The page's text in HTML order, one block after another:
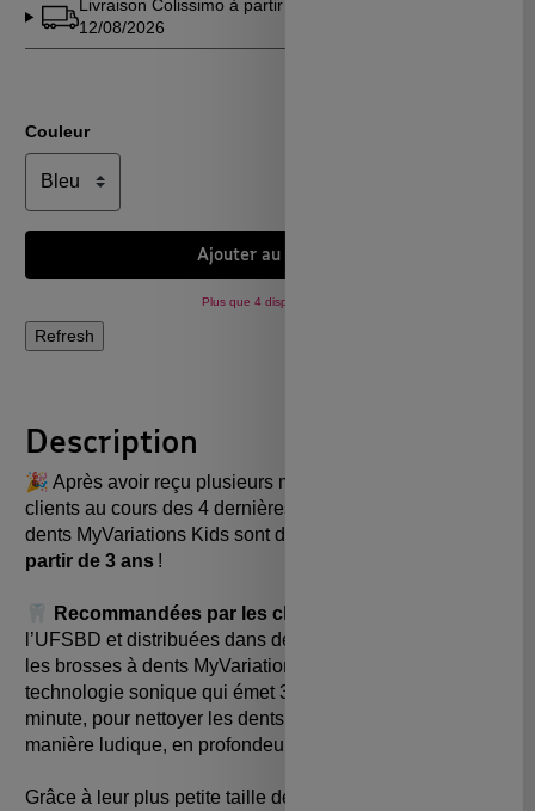
Livraison Colissimo à partir du
12/08/2026
Couleur
Ajouter au panier
Plus que 4 disponibles !
Description
🎉 Après avoir reçu plusieurs milliers de demandes
clients au cours des 4 dernières années, les brosses à
dents MyVariationsKids sont désormais disponibles,
partir de 3 ans!
🦷 Recommandées par les chirurgiens-dentistes
l’UFSBD et distribuées dans des milliers de pharmacies,
les brosses à dents MyVariation
technologie sonique qui émet 35 000 vibrations par
minute, pour nettoyer les dents de vos enfants de
manière ludique, en profondeur et tout en douceur.
Grâce à leur plus petite taille de manche et de tête par